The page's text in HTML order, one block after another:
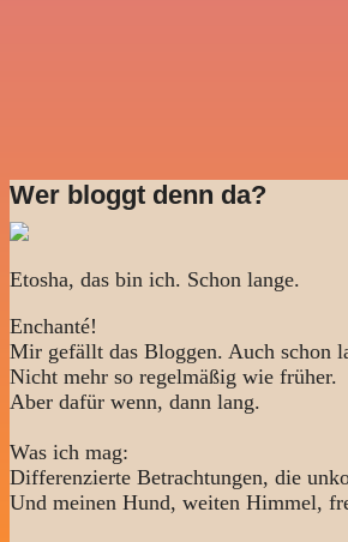
Wer bloggt denn da?
Etosha, das bin ich. Schon lange.
Enchanté!
Mir gefällt das Bloggen. Auch schon
Nicht mehr so regelmäßig wie früher.
Aber dafür wenn, dann lang.
Was ich mag:
Differenzierte Betrachtungen, die
Und meinen Hund, weiten Himmel,